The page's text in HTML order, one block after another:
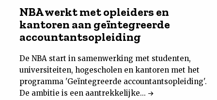
NBA werkt met opleiders en
kantoren aan geïntegreerde
accountantsopleiding
De NBA start in samenwerking met studenten,
universiteiten, hogescholen en kantoren met het
programma 'Geïntegreerde accountantsopleiding'.
De ambitie is een aantrekkelijke...